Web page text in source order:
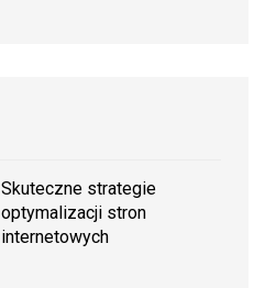
Skuteczne strategie
optymalizacji stron
internetowych